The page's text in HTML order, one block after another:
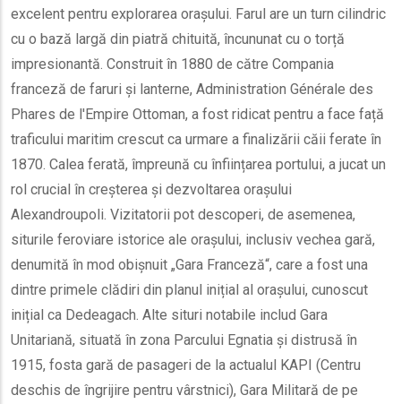
excelent pentru explorarea orașului. Farul are un turn cilindric
cu o bază largă din piatră chituită, încununat cu o torță
impresionantă. Construit în 1880 de către Compania
franceză de faruri și lanterne, Administration Générale des
Phares de l'Empire Ottoman, a fost ridicat pentru a face față
traficului maritim crescut ca urmare a finalizării căii ferate în
1870. Calea ferată, împreună cu înființarea portului, a jucat un
rol crucial în creșterea și dezvoltarea orașului
Alexandroupoli. Vizitatorii pot descoperi, de asemenea,
siturile feroviare istorice ale orașului, inclusiv vechea gară,
denumită în mod obișnuit „Gara Franceză“, care a fost una
dintre primele clădiri din planul inițial al orașului, cunoscut
inițial ca Dedeagach. Alte situri notabile includ Gara
Unitariană, situată în zona Parcului Egnatia și distrusă în
1915, fosta gară de pasageri de la actualul KAPI (Centru
deschis de îngrijire pentru vârstnici), Gara Militară de pe